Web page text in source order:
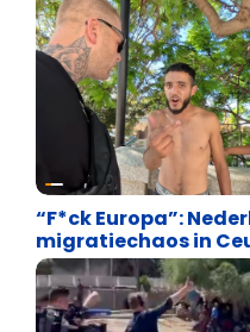
Asiel en Migratie
“F*ck Europa”:
migratiechaos in